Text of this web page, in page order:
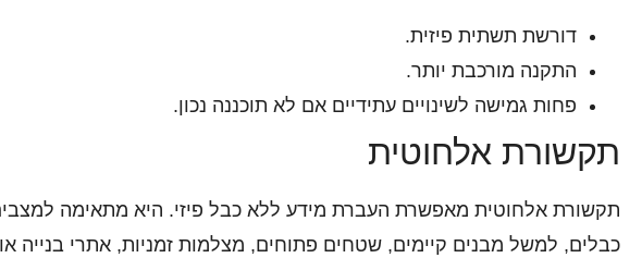
דורשת תשתית פיזית.
התקנה מורכבת יותר.
פחות גמישה לשינויים עתידיים אם לא תוכננה נכון.
תקשורת אלחוטית
תקשורת אלחוטית מאפשרת העברת מידע ללא כבל פיזי. היא מתאימה
כבלים, למשל מבנים קיימים, שטחים פתוחים, מצלמות זמניות, אתרי בנייה או